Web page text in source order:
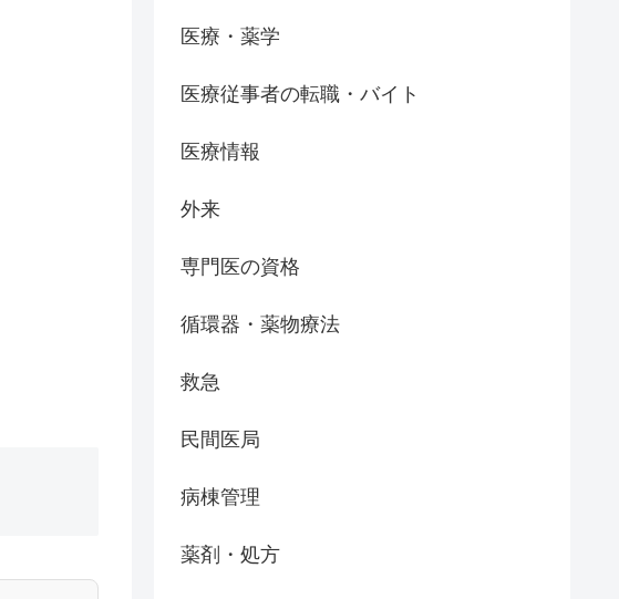
医療・薬学
医療従事者の転職・バイト
医療情報
外来
専門医の資格
循環器・薬物療法
救急
民間医局
病棟管理
薬剤・処方